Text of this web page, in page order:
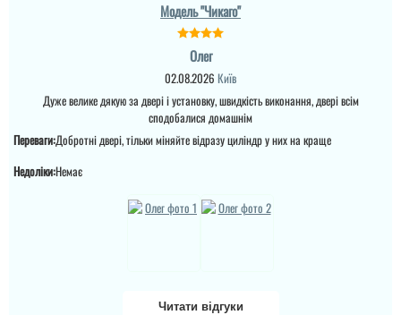
доволі швидко, молодці.
читати всі відгуки
Модель "Чикаго"
Олег
02.08.2026 Київ
Дуже велике дякую за двері і установку, швидкість виконання, двері всім
сподобалися домашнім
Переваги:Добротні двері, тільки міняйте відразу циліндр у них на краще
Недоліки:Немає
Читати відгуки